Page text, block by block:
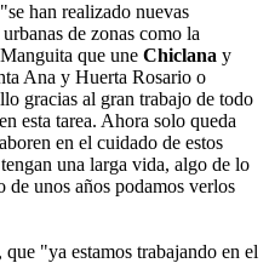
han realizado nuevas
de zonas como la
que une Chiclana y
Ana y Huerta Rosario o
gracias al gran trabajo de todo
esta tarea. Ahora solo queda
en el cuidado de estos
una larga vida, algo de lo
de unos años podamos verlos
"ya estamos trabajando en el